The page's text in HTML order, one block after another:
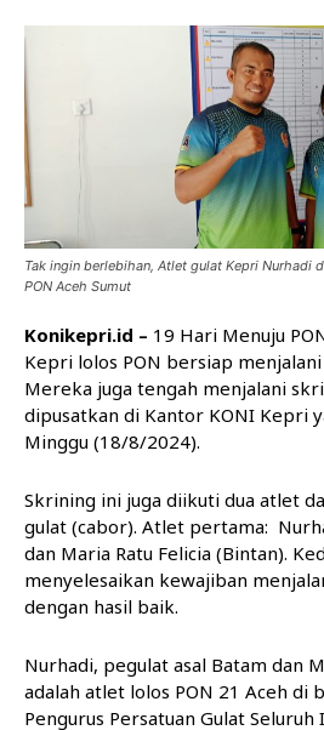
Tak ingin berlebihan, Atlet gulat Kepri Nurhadi
PON Aceh Sumut
Konikepri.id – 19 Hari Menuju
Kepri lolos PON bersiap
Mereka juga tengah menjalani
dipusatkan di Kantor KONI Kepri
Minggu (18/8/2024).
Skrining ini juga diikuti dua atlet
gulat (cabor). Atlet pertama:
dan Maria Ratu Felicia (Bintan).
menyelesaikan kewajiban
dengan hasil baik.
Nurhadi, pegulat asal Batam dan
adalah atlet lolos PON 21 Aceh di
Pengurus Persatuan Gulat Seluruh